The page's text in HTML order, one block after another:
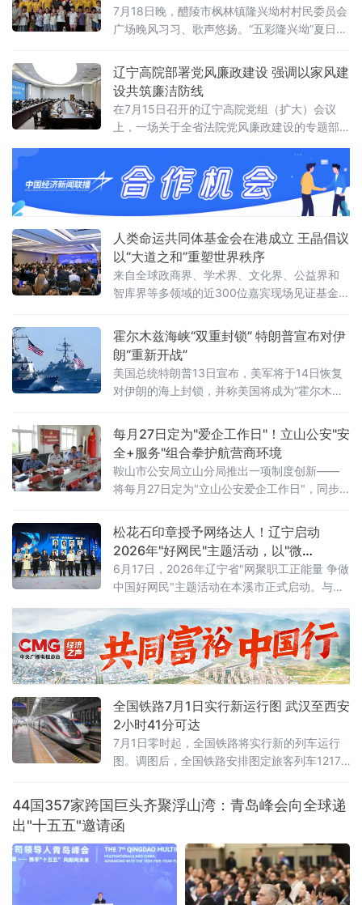
时代的明确信号。前国防大臣“爆冷”执掌财政根
据首相办公室发布的人事通报，最受瞩目的财
上
7月18日晚，醴陵市枫林镇隆兴坳村村民委员会
广场晚风习习、歌声悠扬。“五彩隆兴坳”夏日音
益实践团暑期“三下乡”社会实践的成果集中展
演，也是本土青年学成归乡、以美育人、薪火
相传的一次深情回馈，更是株洲市文联、湖南
工商大学落实省文联"村歌嘹亮"主题活动以及省
市艺教融合工作的一项重要举措。株洲市文联
辽宁高院部署党风廉政建设 强调以家风建
设共筑廉洁防线
在7月15日召开的辽宁高院党组（扩大）会议
上，一场关于全省法院党风廉政建设的专题部
庭家教家风建设”列为重点议题之一，明确推动
院家共建，以家风促廉风，共筑廉洁防线。会
议对当前全省法院党风廉政建设面临的形势进
行了分析，指出要清醒认识严峻挑战，发扬自
我革命精神，聚焦“五个过硬”，教育引导干警砺
初心、铸法魂、明法纪、固底线，着力
人类命运共同体基金会在港成立 王晶倡议
以“大道之和”重塑世界秩序
来自全球政商界、学术界、文化界、公益界和
智库界等多领域的近300位嘉宾现场见证基金会
王晶以《开启新轴心时代》为题发表主旨演
讲，她指出，人类社会历经数千年演进，科技
生产力与物质财富实现跨越式增长，但和平、
发展、安全、信
霍尔木兹海峡“双重封锁” 特朗普宣布对伊
朗“重新开战”
美国总统特朗普13日宣布，美军将于14日恢复
对伊朗的海上封锁，并称美国将成为“霍尔木兹
取20%的费用。美军中央司令部随后确认，封
锁行动将于美国东部时间14日16时（伊朗当地
时间14日23时30分）正式启动。这意味着美伊
两国总统6月17日远程签署的谅解备忘录，在生
效不到一个月后即告名存实亡。从“停火”到“重
每月27日定为"爱企工作日"！立山公安"安
全+服务"组合拳护航营商环境
鞍山市公安局立山分局推出一项制度创新——
将每月27日定为"立山公安爱企工作日"，同步
重点企业开展安全警示教育、专项培训及实战
化应急演练，以"无事不扰、有求必应"为原则，
探索警企联动服务营商环境新路径。鞍山水文
局、鞍山市第八中学、冀东水泥、交运旅游汽
车有限公司、红旗大酒店等20余家企业单位代
表参加活动。安全
松花石印章授予网络达人！辽宁启动
2026年"好网民"主题活动，以"微
光"聚"火炬"
6月17日，2026年辽宁省"网聚职工正能量 争做
中国好网民"主题活动在本溪市正式启动。与以
誉印章，成为全场焦点——它被授予辽宁省
2025年最受欢迎网络达人，以此表彰长期深耕
网络阵地、持续输出主流正向声音的优秀创作
者。活动以"微光成炬 清朗同行"为主题，由辽
仪式上，2025年度活动成
全国铁路7月1日实行新运行图 武汉至西安
2小时41分可达
7月1日零时起，全国铁路将实行新的列车运行
图。调图后，全国铁路安排图定旅客列车12174
列，较现图增加111列，铁路客货运输能力、服
务品质和运行效率进一步提升。
44国357家跨国巨头齐聚浮山湾：青岛峰会向全球递
出"十五五"邀请函